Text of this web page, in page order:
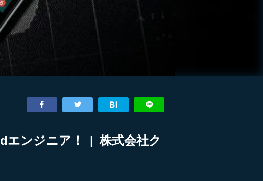
エンジニア！ | 株式会社ク